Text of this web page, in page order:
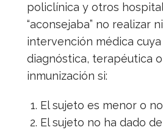
policlínica y otros
“aconsejaba” no realizar
intervención médica
diagnóstica, terapéutica
inmunización si:
El sujeto es menor o
El sujeto no ha dado